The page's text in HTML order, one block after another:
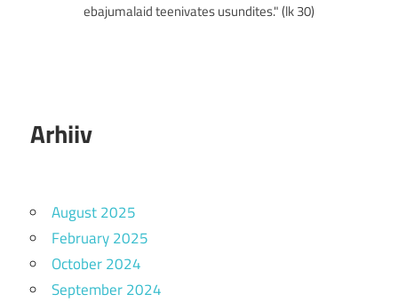
ebajumalaid teenivates usundites." (lk 30)
Arhiiv
August 2025
February 2025
October 2024
September 2024